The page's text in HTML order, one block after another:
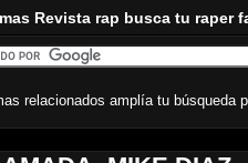
Revista rap busca tu raper
relacionados amplía tu búsqueda